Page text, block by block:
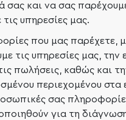
σας και να σας
τις υπηρεσίες μας.
που μας παρέχετε,
τις υπηρεσίες μας, την
πωλήσεις, καθώς και
περιεχομένου στα
σας
για τη